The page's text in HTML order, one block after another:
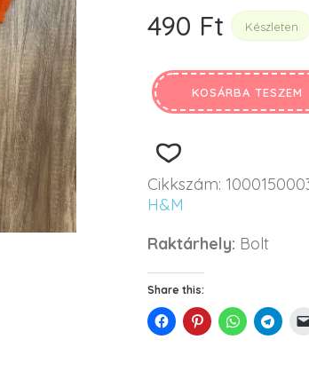
490 Ft Készleten
KOSÁRBA TESZEM
Cikkszám:
H&M
Raktárhely: Bolt
Share this: